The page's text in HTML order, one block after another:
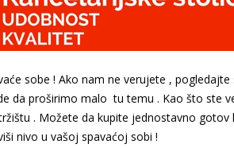
sobe ! Ako nam ne verujete ,
da proširimo malo tu temu . Kao što ste
. Možete da kupite jednostavno gotov
nivo u vašoj spavaćoj sobi !